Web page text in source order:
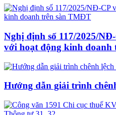
Nghị định số 117/2025/
với hoạt động kinh
Hướng dẫn giải trình